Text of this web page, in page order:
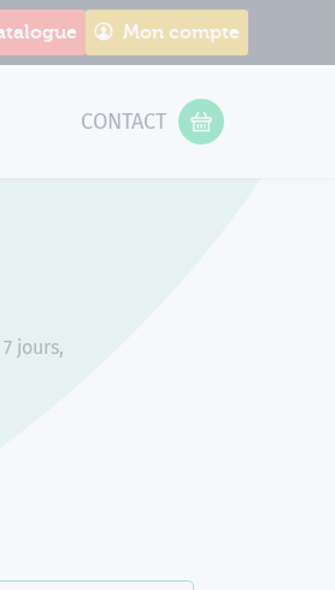
Mon compte
CONTACT
VOTRE PANIER
jours,